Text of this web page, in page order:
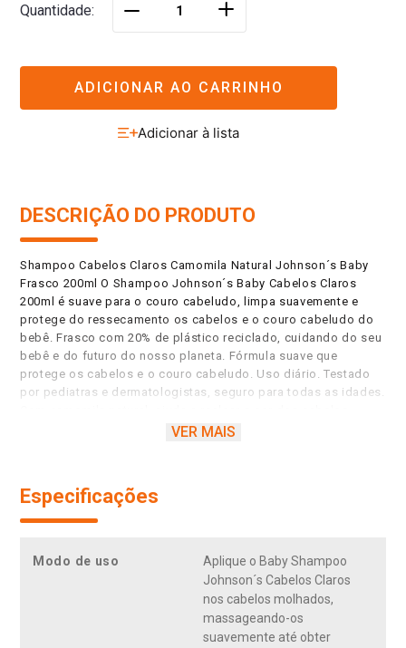
Quantidade ＋
ADICIONAR AO CARRINHO
DESCRIÇÃO DO PRODUTO
Shampoo Cabelos Claros Camomila Natural Johnson´s Baby
Frasco 200ml O Shampoo Johnson´s Baby Cabelos Claros
200ml é suave para o couro cabeludo, limpa suavemente e
protege do ressecamento os cabelos e o couro cabeludo do
bebê. Frasco com 20% de plástico reciclado, cuidando do seu
bebê e do futuro do nosso planeta. Fórmula suave que
protege os cabelos e o couro cabeludo. Uso diário. Testado
por pediatras e dermatologistas, seguro para todas as idades.
claros do bebê. Feito com camomila natural, tem pH
VER MAIS
Especificações
Modo de uso
Aplique o Baby Shampoo
Johnson´s Cabelos Claros
nos cabelos molhados,
massageando-os
suavemente até obter